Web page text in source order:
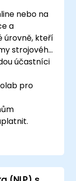
nebo na
a
úrovně, kteří
strojového
účastníci
pro
učení
něj.